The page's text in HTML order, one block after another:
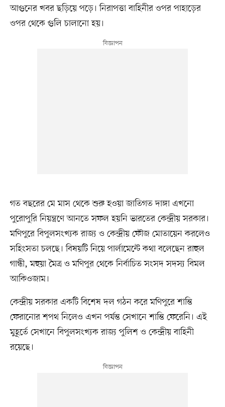
আগুনের খবর ছড়িয়ে পড়ে। নিরাপত্তা বাহিনীর ওপর পাহাড়ের
ওপর থেকে গুলি চালানো হয়।
গত বছরের মে মাস থেকে শুরু হওয়া জাতিগত দাঙ্গা এখনো
পুরোপুরি নিয়ন্ত্রণে আনতে সফল হয়নি ভারতের কেন্দ্রীয় সরকার।
মণিপুরে বিপুলসংখ্যক রাজ্য ও কেন্দ্রীয় ফৌজ মোতায়েন করলেও
সহিংসতা চলছে। বিষয়টি নিয়ে পার্লামেন্টে কথা বলেছেন রাহুল
গান্ধী, মহুয়া মৈত্র ও মণিপুর থেকে নির্বাচিত সংসদ সদস্য বিমল
আকিওজাম।
কেন্দ্রীয় সরকার একটি বিশেষ দল গঠন করে মণিপুরে শান্তি
ফেরানোর শপথ নিলেও এখন পর্যন্ত সেখানে শান্তি ফেরেনি। এই
মুহূর্তে সেখানে বিপুলসংখ্যক রাজ্য পুলিশ ও কেন্দ্রীয় বাহিনী
রয়েছে।